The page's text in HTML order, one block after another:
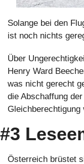
Solange bei den
ist noch nichts
Über
Henry Ward
was nicht gerecht
die Abschaffung
Gleichberechtigung
#3
Österreich brüstet